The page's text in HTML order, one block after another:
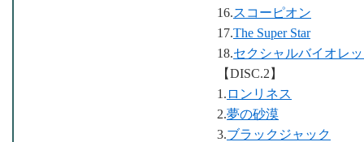
16.スコーピオン
17.The Super Star
18.セクシャルバイオレ
【DISC.2】
1. ロンリネス
2.夢の砂漠
3.ブラックジャック